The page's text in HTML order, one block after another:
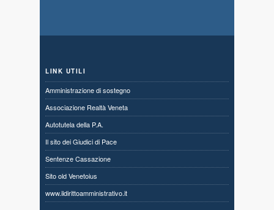
LINK UTILI
Amministrazione di sostegno
Associazione Realtà Veneta
Autotutela della P.A.
Il sito dei Giudici di Pace
Sentenze Cassazione
Sito old Venetoius
www.ildirittoamministrativo.it